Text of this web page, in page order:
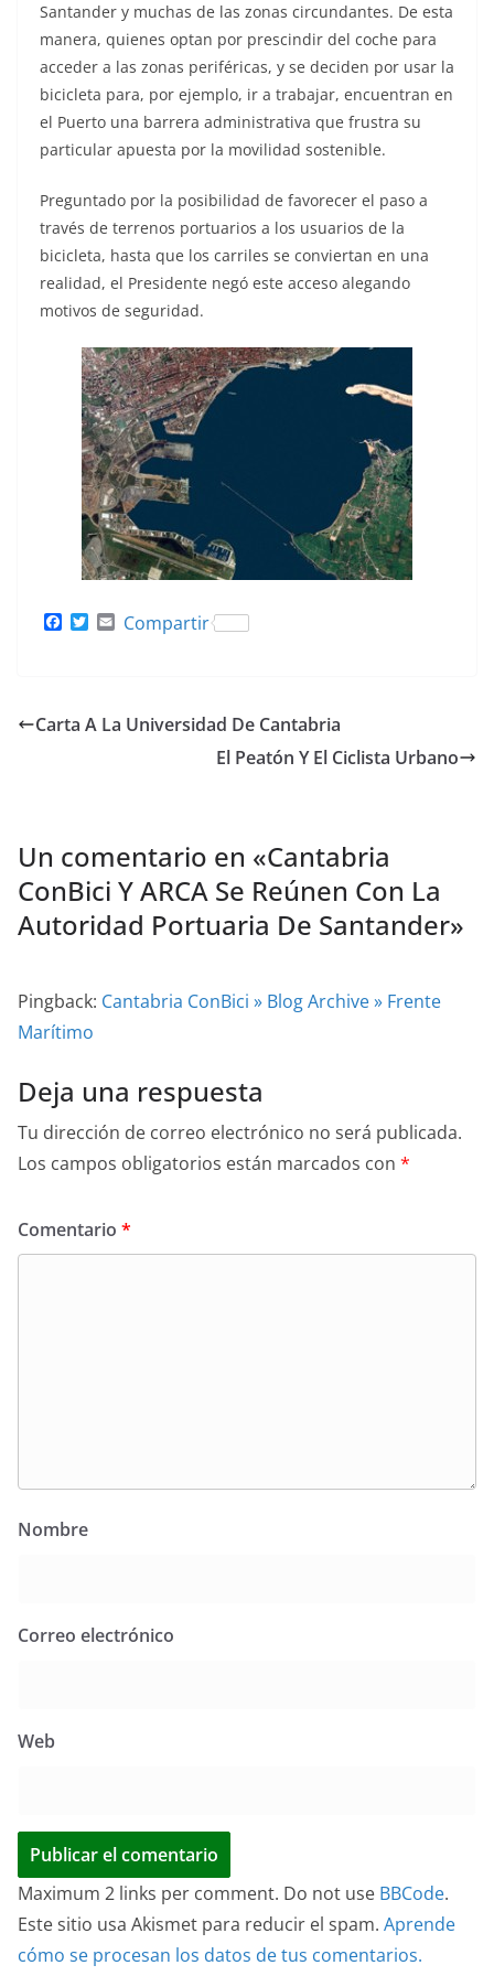
Santander y muchas de las zonas circundantes. De esta
manera, quienes optan por prescindir del coche para
acceder a las zonas periféricas, y se deciden por usar la
bicicleta para, por ejemplo, ir a trabajar, encuentran en
el Puerto una barrera administrativa que frustra su
particular apuesta por la movilidad sostenible.
Preguntado por la posibilidad de favorecer el paso a
través de terrenos portuarios a los usuarios de la
bicicleta, hasta que los carriles se conviertan en una
realidad, el Presidente negó este acceso alegando
motivos de seguridad.
o
T
r
Compartir
Carta A La Universidad De Cantabria
El Peatón Y El Ciclista Urbano
Un comentario en «Cantabria
ConBici Y ARCA Se Reúnen Con La
Autoridad Portuaria De Santander»
Pingback: Cantabria ConBici » Blog Archive » Frente
Marítimo
Deja una respuesta
Tu dirección de correo electrónico no será publicada.
Los campos obligatorios están marcados con *
Comentario *
Nombre
Correo electrónico
Web
Maximum 2 links per comment. Do not use BBCode.
Este sitio usa Akismet para reducir el spam. Aprende
cómo se procesan los datos de tus comentarios.